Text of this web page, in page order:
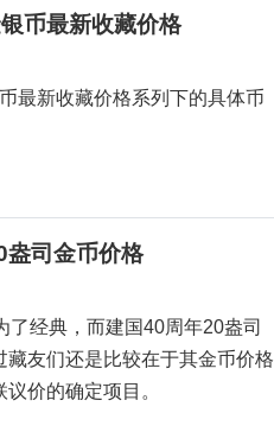
币最新收藏价格
最新收藏价格系列下的具体币
司金币价格
经典，而建国40周年20盎司
友们还是比较在于其金币价格
价的确定项目。